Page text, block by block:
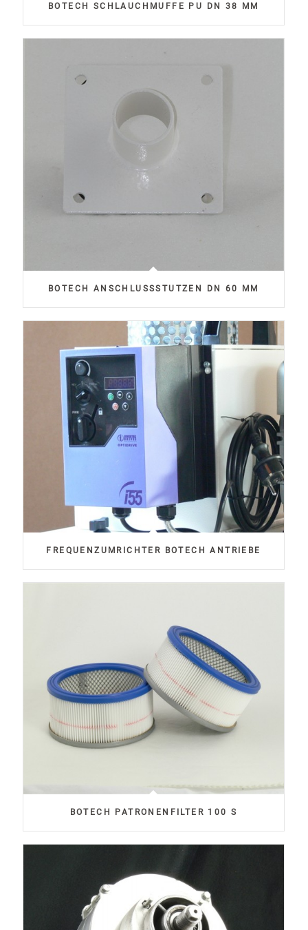
BOTECH SCHLAUCHMUFFE PU DN 38 MM
BOTECH ANSCHLUSSSTUTZEN DN 60 MM
FREQUENZUMRICHTER BOTECH ANTRIEBE
BOTECH PATRONENFILTER 100 S